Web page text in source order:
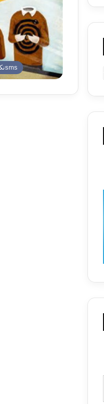
smsنكته سخن نيكو